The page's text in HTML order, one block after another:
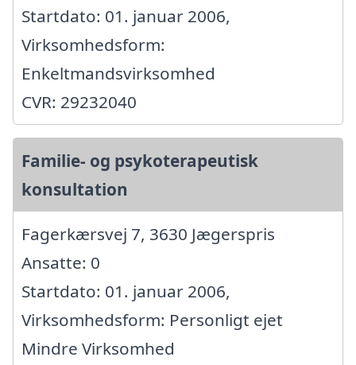
Startdato: 01. januar 2006,
Virksomhedsform:
Enkeltmandsvirksomhed
CVR: 29232040
Familie- og psykoterapeutisk
konsultation
Fagerkærsvej 7, 3630 Jægerspris
Ansatte: 0
Startdato: 01. januar 2006,
Virksomhedsform: Personligt ejet
Mindre Virksomhed